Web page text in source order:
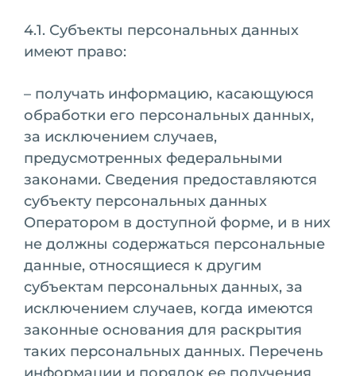
4.1. Субъекты персональных данных
имеют право:
– получать информацию, касающуюся
обработки его персональных данных,
за исключением случаев,
предусмотренных федеральными
законами. Сведения предоставляются
субъекту персональных данных
Оператором в доступной форме, и в них
не должны содержаться персональные
данные, относящиеся к другим
субъектам персональных данных, за
исключением случаев, когда имеются
законные основания для раскрытия
таких персональных данных. Перечень